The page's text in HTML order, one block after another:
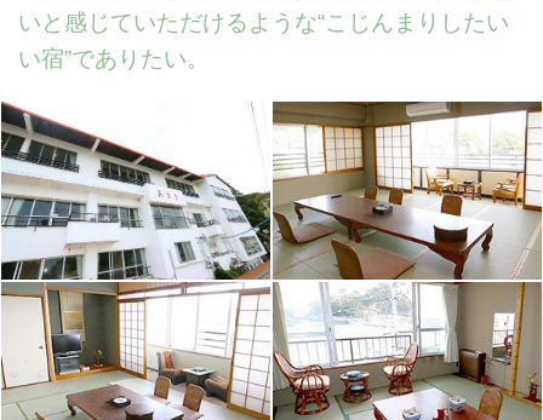
いと感じていただけるような“こじんまりしたい
い宿”でありたい。